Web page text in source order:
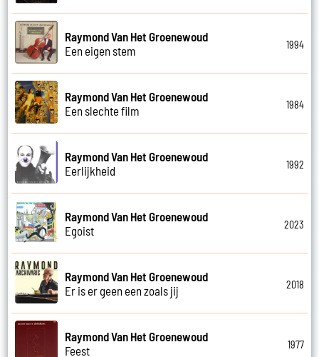
Raymond Van Het Groenewoud
Een eigen stem
1994
Raymond Van Het Groenewoud
Een slechte film
1984
Raymond Van Het Groenewoud
Eerlijkheid
1992
Raymond Van Het Groenewoud
Egoist
2023
Raymond Van Het Groenewoud
Er is er geen een zoals jij
2018
Raymond Van Het Groenewoud
Feest
1977